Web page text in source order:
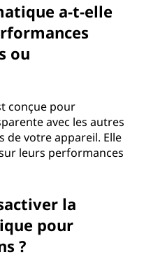
a-t-elle
ou
conçue pour
avec les autres
de votre appareil. Elle
leurs performances
la
pour
?